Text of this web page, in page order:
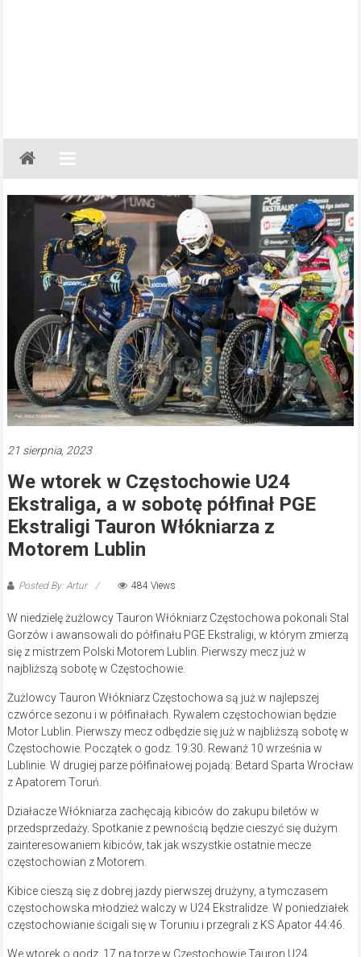
Gazeta
Regionalna
Częstochowa,
Kłobuck,
Lubliniec,
Myszków
21 sierpnia, 2023
We wtorek w Częstochowie U24
Ekstraliga, a w sobotę półfinał PGE
Ekstraligi Tauron Włókniarza z
Motorem Lublin
Posted By: Artur 484 Views
W niedzielę żużlowcy Tauron Włókniarz Częstochowa pokonali Stal
Gorzów i awansowali do półfinału PGE Ekstraligi, w którym zmierzą
się z mistrzem Polski Motorem Lublin. Pierwszy mecz już w
najbliższą sobotę w Częstochowie.
Żużlowcy Tauron Włókniarz Częstochowa są już w najlepszej
czwórce sezonu i w półfinałach. Rywalem częstochowian będzie
Motor Lublin. Pierwszy mecz odbędzie się już w najbliższą sobotę w
Częstochowie. Początek o godz. 19:30. Rewanż 10 września w
Lublinie. W drugiej parze półfinałowej pojadą: Betard Sparta Wrocław
z Apatorem Toruń.
Działacze Włókniarza zachęcają kibiców do zakupu biletów w
przedsprzedaży. Spotkanie z pewnością będzie cieszyć się dużym
zainteresowaniem kibiców, tak jak wszystkie ostatnie mecze
częstochowian z Motorem.
Kibice cieszą się z dobrej jazdy pierwszej drużyny, a tymczasem
częstochowska młodzież walczy w U24 Ekstralidze. W poniedziałek
częstochowianie ścigali się w Toruniu i przegrali z KS Apator 44:46.
We wtorek o godz. 17 na torze w Częstochowie Tauron U24